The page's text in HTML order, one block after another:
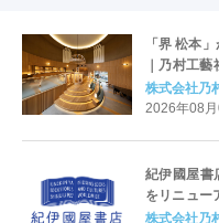
「界 松本
｜乃村工
ト、サイン
株式会社乃
2026年08
紀伊國屋
をリニュー
パートナー
株式会社乃